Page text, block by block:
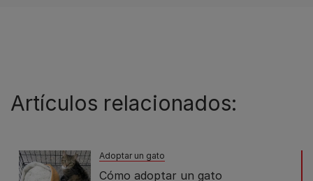
Artículos relacionados:
Adoptar un gato
Cómo adoptar un gato